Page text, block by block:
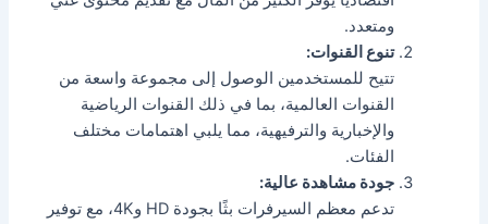
ومتعدد.
تنوع القنوات:
تتيح للمستخدمين الوصول إلى مجموعة واسعة من
القنوات العالمية، بما في ذلك القنوات الرياضية
والإخبارية والترفيهية، مما يلبي اهتمامات مختلف
الفئات.
جودة مشاهدة عالية:
تدعم معظم السيرفرات بثًا بجودة HD و4K، مع توفير